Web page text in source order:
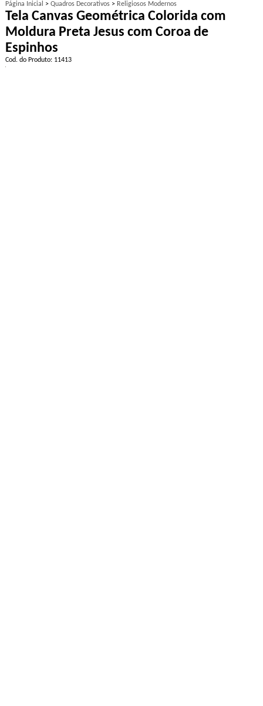
Página Inicial > Quadros Decorativos > Religiosos Modernos
Tela Canvas Geométrica Colorida com
Moldura Preta Jesus com Coroa de
Espinhos
Cod. do Produto: 11413